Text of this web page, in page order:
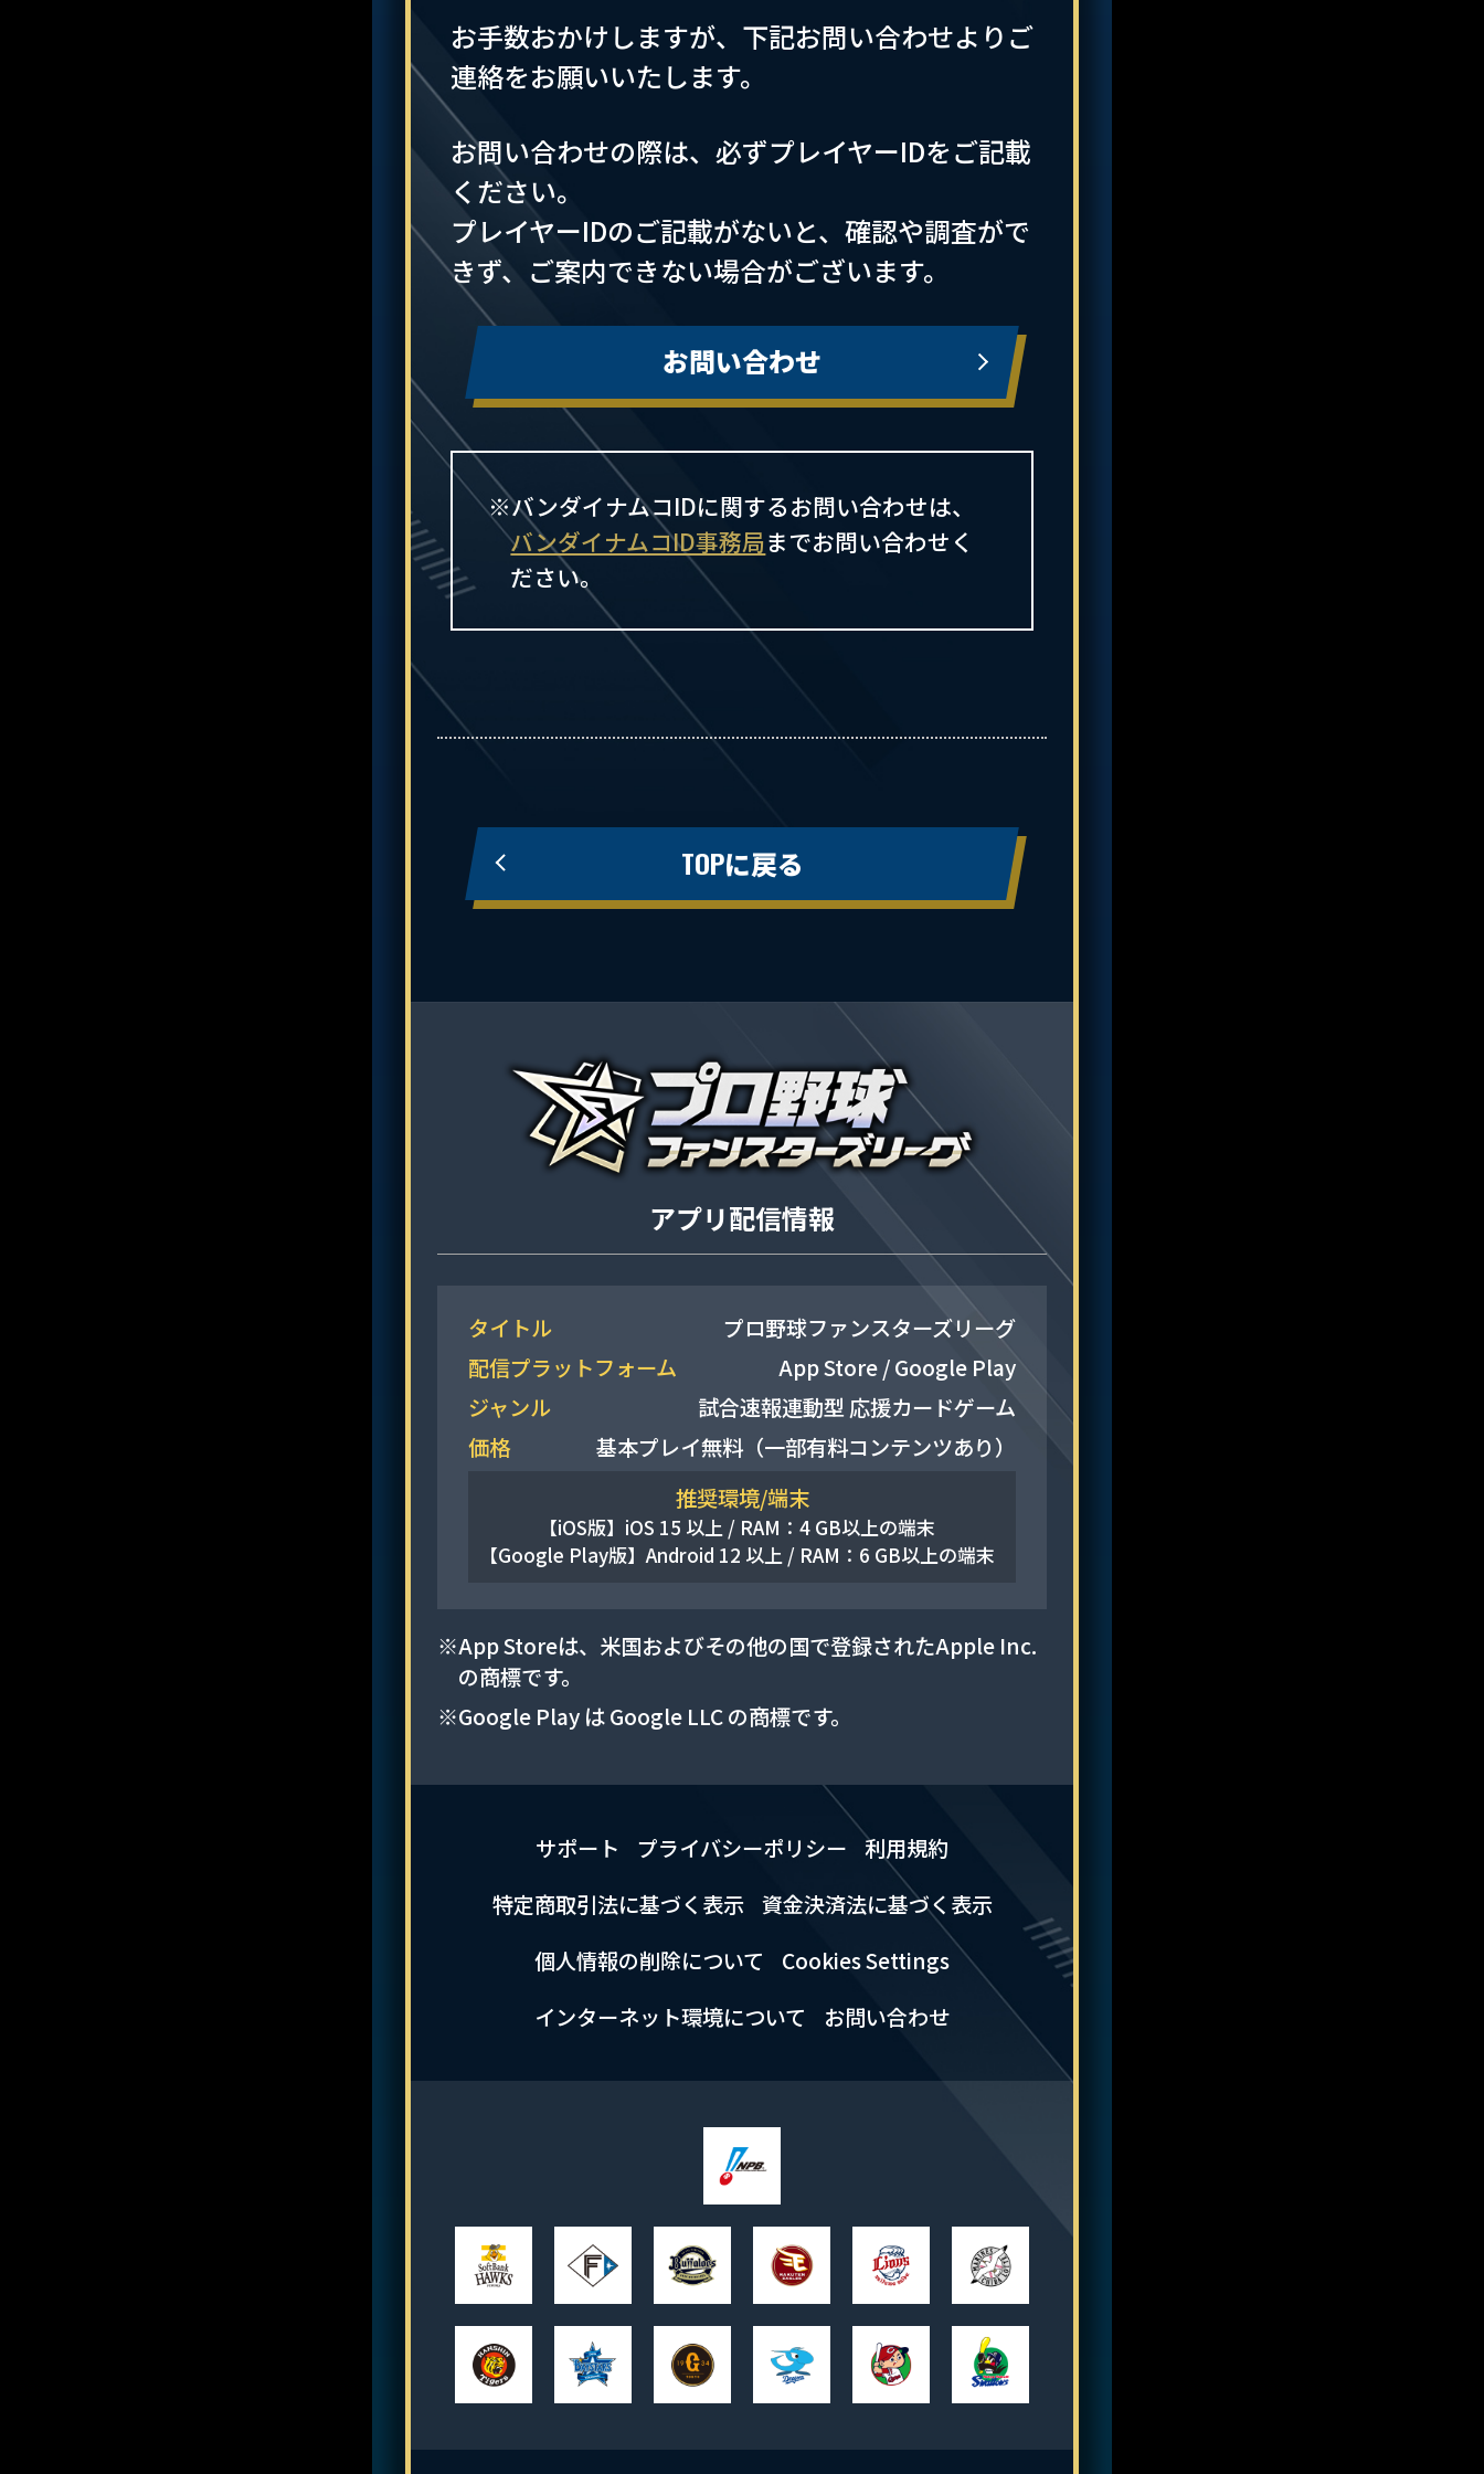
お手数おかけしますが、下記お問い合わせよりご
連絡をお願いいたします。
お問い合わせの際は、必ずプレイヤーIDをご記載
ください。
プレイヤーIDのご記載がないと、確認や調査がで
きず、ご案内できない場合がございます。
お問い合わせ
※バンダイナムコIDに関するお問い合わせは、
バンダイナムコID事務局までお問い合わせく
ださい。
TOPに戻る
アプリ配信情報
タイトル
プロ野球ファンスターズリーグ
配信プラットフォーム
App Store / Google Play
ジャンル
試合速報連動型 応援カードゲーム
価格
基本プレイ無料（一部有料コンテンツあり）
推奨環境/端末
【iOS版】 iOS 15 以上 / RAM：4 GB以上の端末
【Google Play版】Android 12 以上 / RAM：6 GB以上の端末
※App Storeは、米国およびその他の国で登録されたApple Inc.
の商標です。
※Google Play は Google LLC の商標です。
サポート プライバシーポリシー
利用規約
特定商取引法に基づく表示 資金決済法に基づく表示
個人情報の削除について
Cookies Settings
インターネット環境について
お問い合わせ